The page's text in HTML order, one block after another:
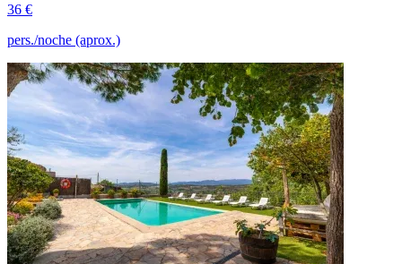
36 €
pers./noche (aprox.)